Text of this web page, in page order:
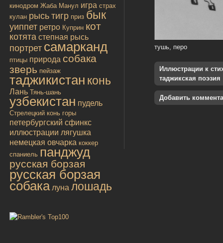
кинодром Жаба Манул игра страх
кулан рысь тигр приз бык
уиппет ретро Куприн кот
котята степная рысь
портрет самарканд
птицы природа собака
зверь пейзаж
таджикистан конь
Лань Тянь-шань
узбекистан пудель
Стрелецкий конь горы
петербургский сфинкс
иллюстрации лягушка
немецкая овчарка коккер
спаниель панджуд
русская борзая
русская борзая
собака луна лошадь
тушь, перо
Иллюстрации к
таджикская поэзия
Добавить